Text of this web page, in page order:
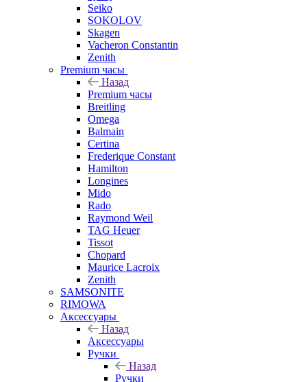
Seiko
SOKOLOV
Skagen
Vacheron Constantin
Zenith
Premium часы
Назад
Premium часы
Breitling
Omega
Balmain
Certina
Frederique Constant
Hamilton
Longines
Mido
Rado
Raymond Weil
TAG Heuer
Tissot
Chopard
Maurice Lacroix
Zenith
SAMSONITE
RIMOWA
Аксессуары
Назад
Аксессуары
Ручки
Назад
Ручки